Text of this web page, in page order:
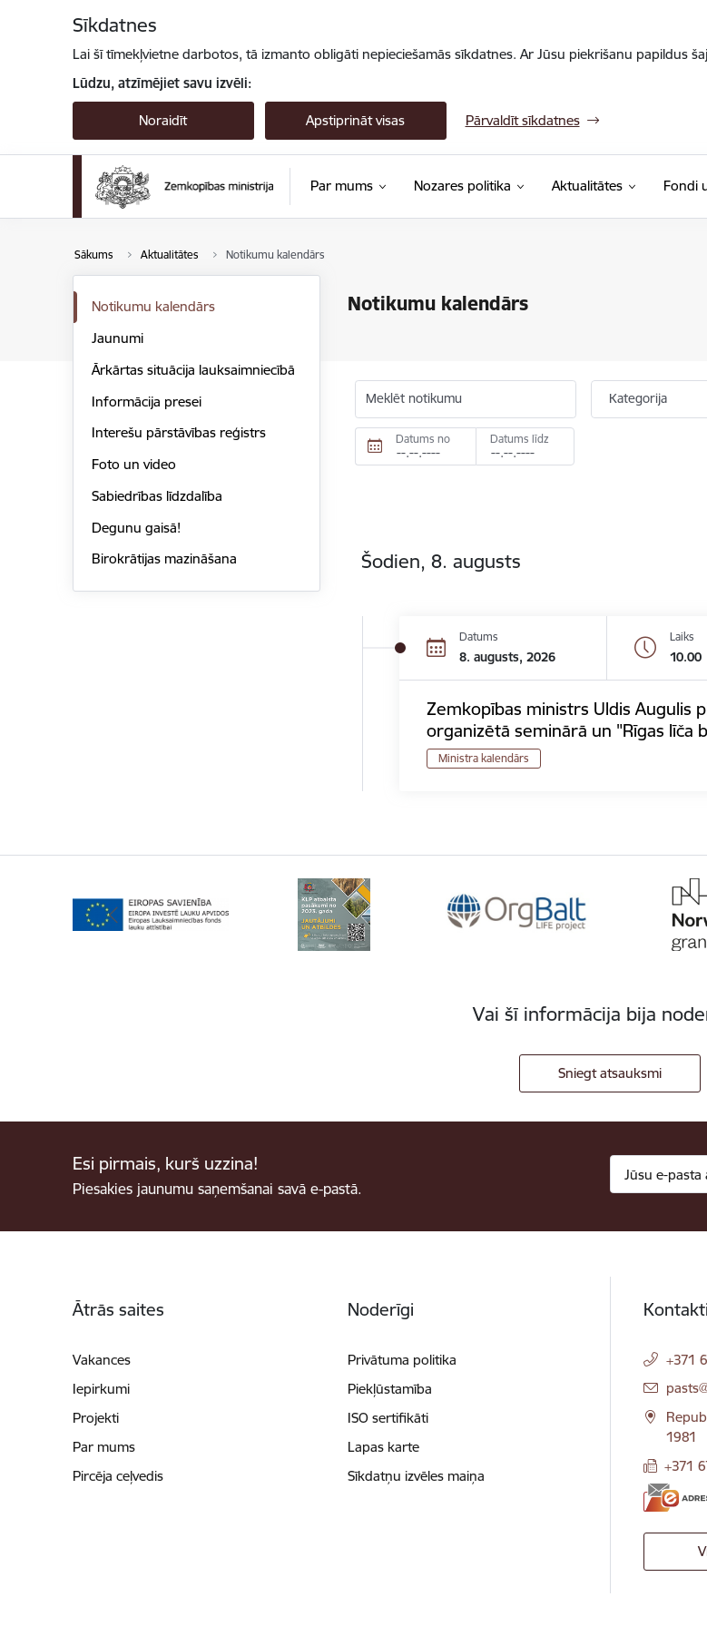
Sīkdatnes
Lai šī tīmekļvietne darbotos, tā izmanto obligāti nepieciešamās sīkdatnes. Ar Jūsu piekrišanu papildus
Lūdzu, atzīmējiet savu izvēli:
Noraidīt Apstiprināt visas Pārvaldīt sīkdatnes
Par mums Nozares politika Aktualitātes Fondi
Sākums Aktualitātes Notikumu kalendārs
Notikumu kalendārs
Notikumu kalendārs
Jaunumi
Ārkārtas situācija lauksaimniecībā
Informācija presei
Interešu pārstāvības reģistrs
Foto un video
Sabiedrības līdzdalība
Degunu gaisā!
Birokrātijas mazināšana
Meklēt notikumu Kategorija
Datums no Datums līdz
Šodien, 8. augusts
Datums
8. augusts, 2026
Laiks
10.00
Zemkopības ministrs Uldis Augulis
organizētā seminārā un "Rīgas līča
Ministra kalendārs
Vai šī informācija bija
Sniegt atsauksmi
Esi pirmais, kurš uzzina!
Piesakies jaunumu saņemšanai savā e-pastā.
Ātrās saites
Vakances
Iepirkumi
Projekti
Par mums
Pircēja ceļvedis
Noderīgi
Privātuma politika
Piekļūstamība
ISO sertifikāti
Lapas karte
Sīkdatņu izvēles maiņa
Kontakti
+371
E-
1981
+371